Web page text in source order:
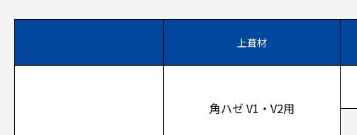
上葺材
角ハゼ V1・V2用